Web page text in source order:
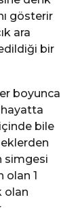
gösterir
ara
bir
boyunca
bile
simgesi
olan 1
olan